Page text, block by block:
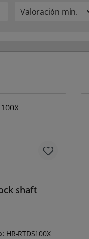
Valoración mín.
shaft
HR-RTDS100X